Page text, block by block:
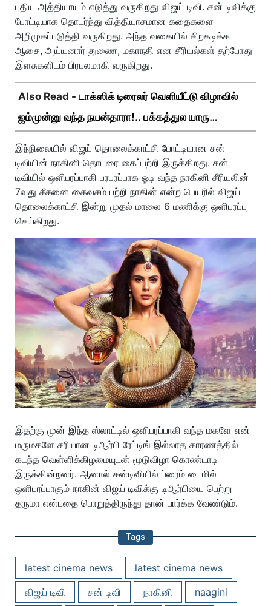
புதிய அத்தியாயம் எடுத்து வருகிறது விஜய் டிவி. சன் டிவிக்கு
போட்டியாக தொடர்ந்து வித்தியாசமான கதைகளை
அறிமுகப்படுத்தி வருகிறது. அந்த வகையில் சிறகடிக்க
ஆசை, அய்யனார் துணை, மகாநதி என சீரியல்கள் தற்போது
இளசுகளிடம் பிரபலமாகி வருகிறது.
Also Read - டாக்ஸிக் டிரைலர் வெளியீட்டு விழாவில்
ஜம்முன்னு வந்த நயன்தாரா!.. பக்கத்துல யாரு
இந்நிலையில் விஜய் தொலைக்காட்சி போட்டியான சன்
டிவியின் நாகினி தொடரை கைப்பற்றி இருக்கிறது. சன்
டிவியில் ஒளிபரப்பாகி பரபரப்பாக ஓடி வந்த நாகினி சீரியலின்
7வது சீசனை கைவசம் பற்றி நாகின் என்ற பெயரில் விஜய்
தொலைக்காட்சி இன்று முதல் மாலை 6 மணிக்கு ஒளிபரப்பு
செய்கிறது.
இதற்கு முன் இந்த ஸ்லாட்டில் ஒளிபரப்பாகி வந்த மகளே என்
மருமகளே சரியான டிஆர்பி ரேட்டிங் இல்லாத காரணத்தில்
கடந்த வெள்ளிக்கிழமையுடன் மூடுவிழா கொண்டாடி
இருக்கின்றனர். ஆனால் சன்டிவியில் ப்ரைம் டைமில்
ஒளிபரப்பாகும் நாகின் விஜய் டிவிக்கு டிஆர்பியை பெற்று
தருமா என்பதை பொறுத்திருந்து தான் பார்க்க வேண்டும்.
Tags
latest cinema news
latest cinema news
விஜய் டிவி
சன் டிவி நாகினி
naagini